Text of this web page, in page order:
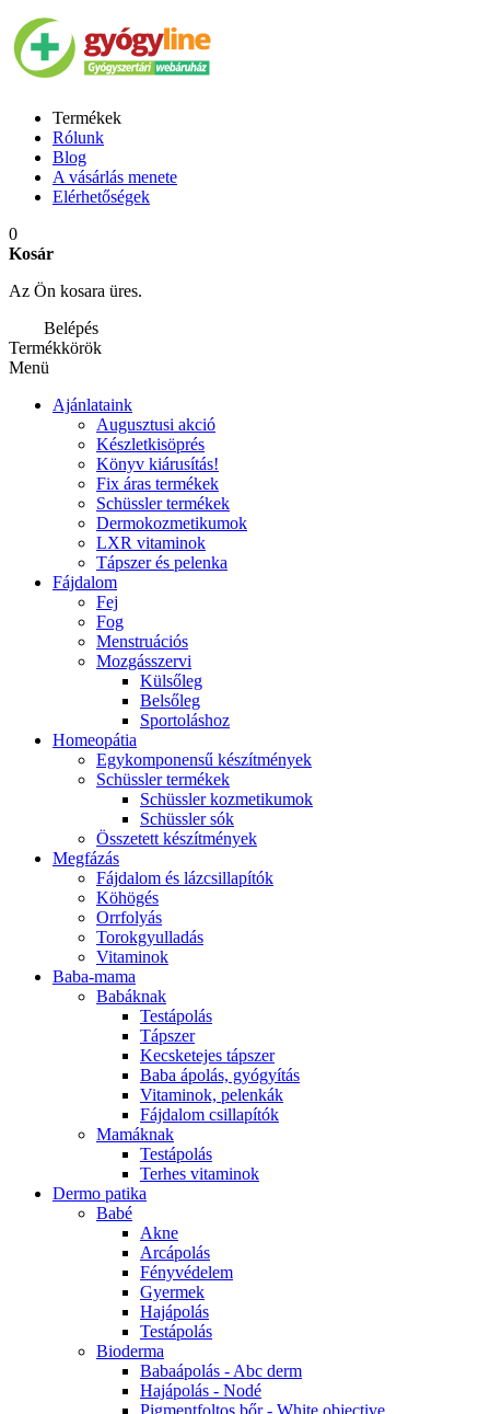
Termékek
Rólunk
Blog
A vásárlás menete
Elérhetőségek
0
Kosár
Az Ön kosara üres.
Belépés
Termékkörök
Menü
Ajánlataink
Augusztusi akció
Készletkisöprés
Könyv kiárusítás!
Fix áras termékek
Schüssler termékek
Dermokozmetikumok
LXR vitaminok
Tápszer és pelenka
Fájdalom
Fej
Fog
Menstruációs
Mozgásszervi
Külsőleg
Belsőleg
Sportoláshoz
Homeopátia
Egykomponensű készítmények
Schüssler termékek
Schüssler kozmetikumok
Schüssler sók
Összetett készítmények
Megfázás
Fájdalom és lázcsillapítók
Köhögés
Orrfolyás
Torokgyulladás
Vitaminok
Baba-mama
Babáknak
Testápolás
Tápszer
Kecsketejes tápszer
Baba ápolás, gyógyítás
Vitaminok, pelenkák
Fájdalom csillapítók
Mamáknak
Testápolás
Terhes vitaminok
Dermo patika
Babé
Akne
Arcápolás
Fényvédelem
Gyermek
Hajápolás
Testápolás
Bioderma
Babaápolás - Abc derm
Hajápolás - Nodé
Pigmentfoltos bőr - White objective